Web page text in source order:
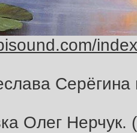
Олег Нерчук.